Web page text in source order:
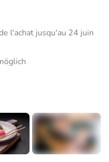
l'achat jusqu'au 24 juin